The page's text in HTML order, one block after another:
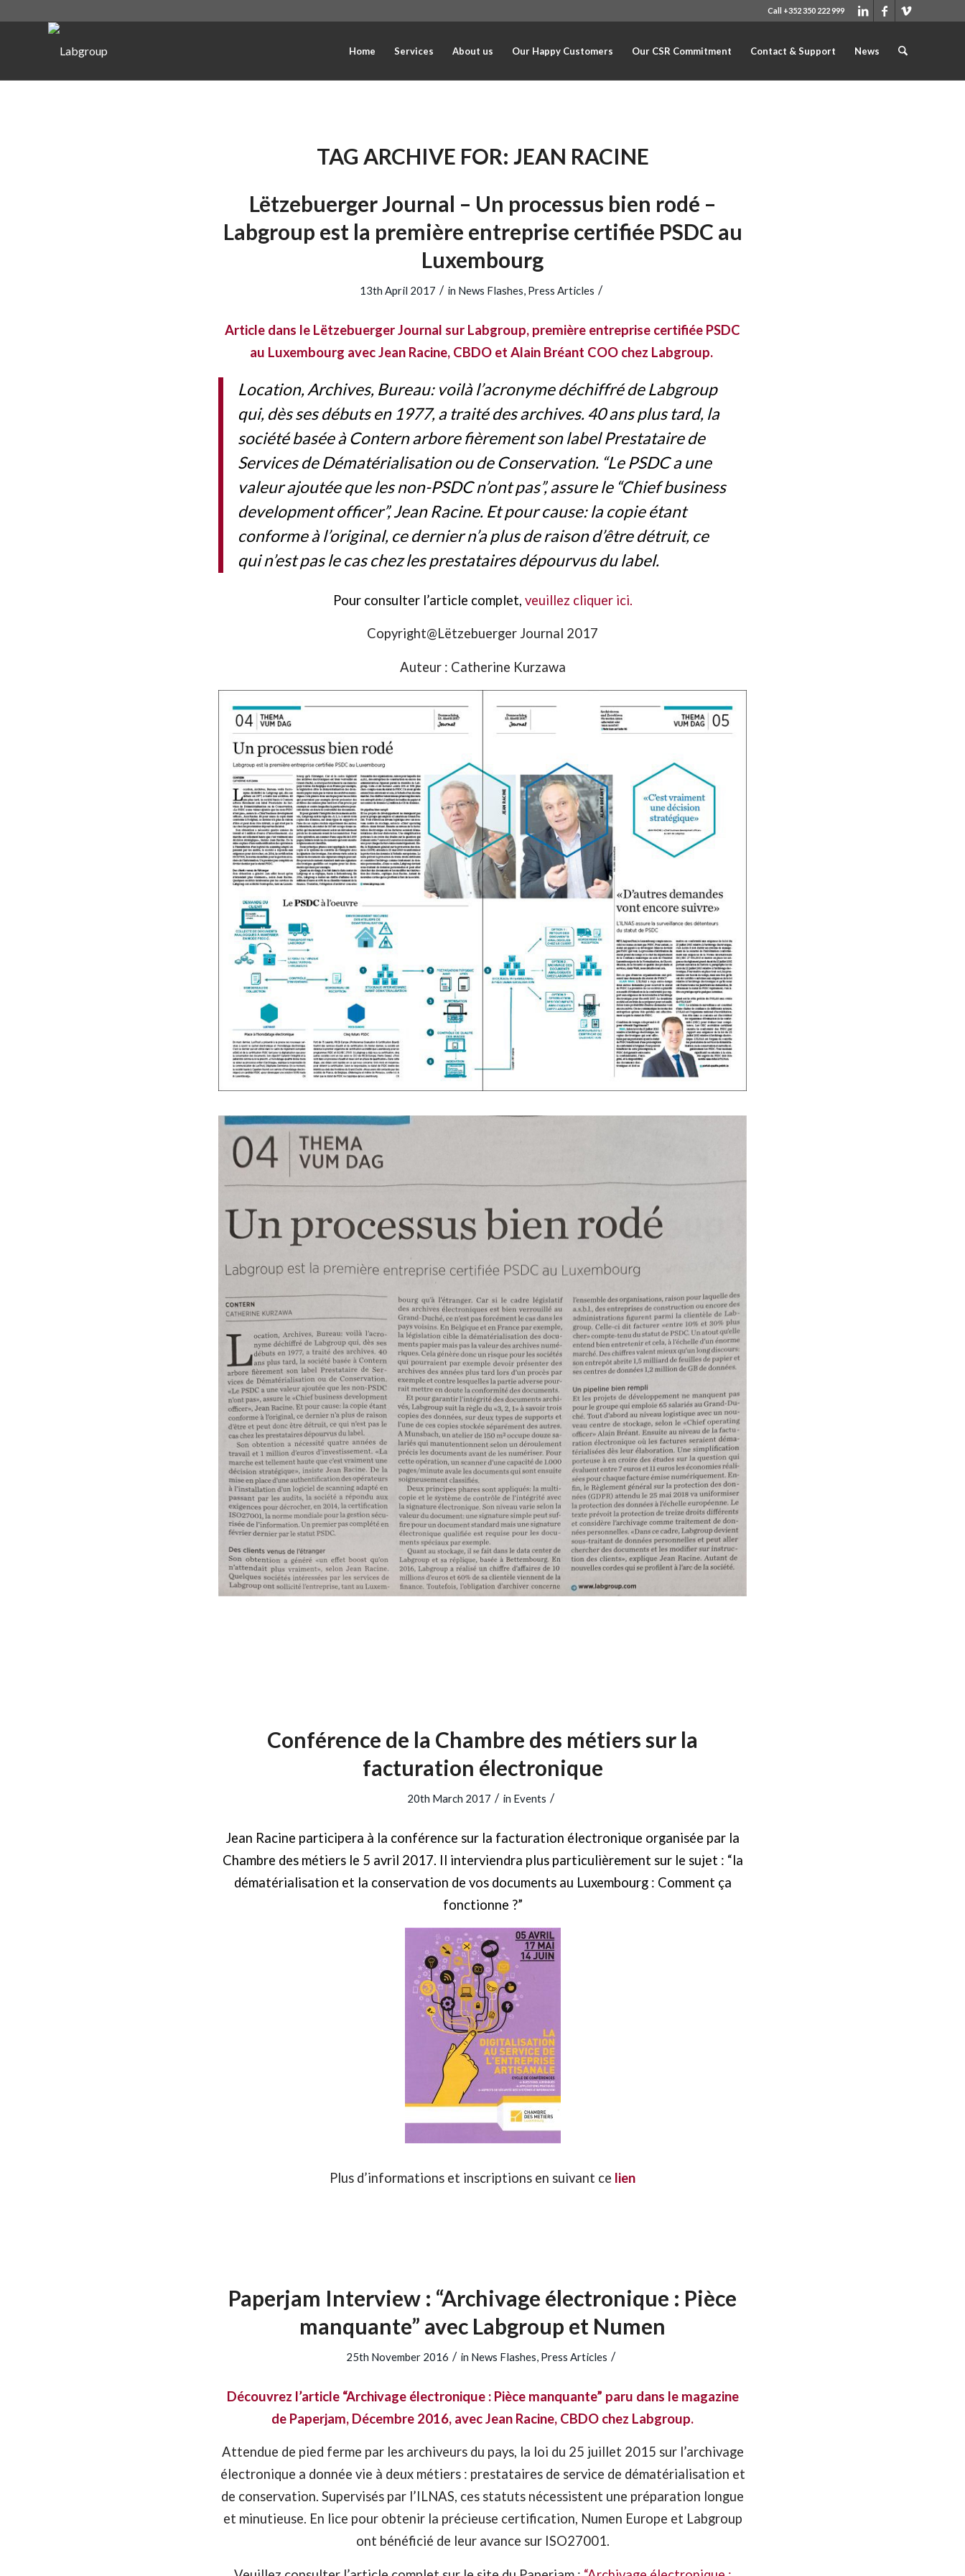
Call +352 350 222 999
Home Services About us Our Happy Customers Our CSR Commitment Contact & Support News
TAG ARCHIVE FOR: JEAN RACINE
Lëtzebuerger Journal – Un processus bien rodé –
Labgroup est la première entreprise certifiée PSDC au
Luxembourg
13th April 2017 / in News Flashes, Press Articles /
Article dans le Lëtzebuerger Journal sur Labgroup, première entreprise certifiée PSDC
au Luxembourg avec Jean Racine, CBDO et Alain Bréant COO chez Labgroup.
Location, Archives, Bureau: voilà l’acronyme déchiffré de Labgroup
qui, dès ses débuts en 1977, a traité des archives. 40 ans plus tard, la
société basée à Contern arbore fièrement son label Prestataire de
Services de Dématérialisation ou de Conservation. “Le PSDC a une
valeur ajoutée que les non-PSDC n’ont pas”, assure le “Chief business
development officer”, Jean Racine. Et pour cause: la copie étant
conforme à l’original, ce dernier n’a plus de raison d’être détruit, ce
qui n’est pas le cas chez les prestataires dépourvus du label.
Pour consulter l’article complet, veuillez cliquer ici.
Copyright@Lëtzebuerger Journal 2017
Auteur : Catherine Kurzawa
Conférence de la Chambre des métiers sur la
facturation électronique
20th March 2017 / in Events /
Jean Racine participera à la conférence sur la facturation électronique organisée par la
Chambre des métiers le 5 avril 2017. Il interviendra plus particulièrement sur le sujet : “la
dématérialisation et la conservation de vos documents au Luxembourg : Comment ça
fonctionne ?”
Plus d’informations et inscriptions en suivant ce lien
Paperjam Interview : “Archivage électronique : Pièce
manquante” avec Labgroup et Numen
25th November 2016 / in News Flashes, Press Articles /
Découvrez l’article “Archivage électronique : Pièce manquante” paru dans le magazine
de Paperjam, Décembre 2016, avec Jean Racine, CBDO chez Labgroup.
Attendue de pied ferme par les archiveurs du pays, la loi du 25 juillet 2015 sur l’archivage
électronique a donnée vie à deux métiers : prestataires de service de dématérialisation et
de conservation. Supervisés par l’ILNAS, ces statuts nécessistent une préparation longue
et minutieuse. En lice pour obtenir la précieuse certification, Numen Europe et Labgroup
ont bénéficié de leur avance sur ISO27001.